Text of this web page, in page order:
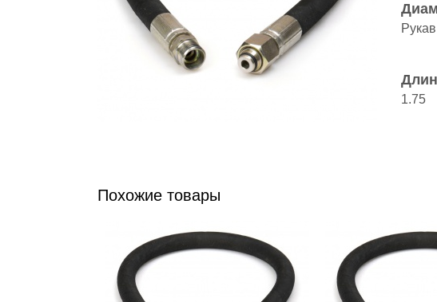
1.75
Похожие товары